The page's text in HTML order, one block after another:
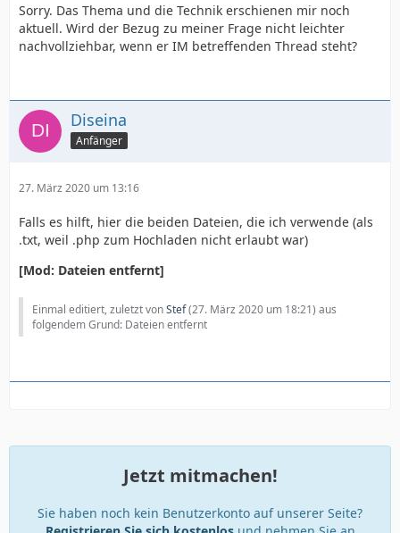
Sorry. Das Thema und die Technik erschienen mir noch
aktuell. Wird der Bezug zu meiner Frage nicht leichter
nachvollziehbar, wenn er IM betreffenden Thread steht?
Diseina
Anfänger
27. März 2020 um 13:16
Falls es hilft, hier die beiden Dateien, die ich verwende (als
.txt, weil .php zum Hochladen nicht erlaubt war)
[Mod: Dateien entfernt]
Einmal editiert, zuletzt vonStef(27. März 2020 um 18:21) aus
folgendem Grund: Dateien entfernt
Jetzt mitmachen!
Sie haben noch kein Benutzerkonto auf unserer Seite?